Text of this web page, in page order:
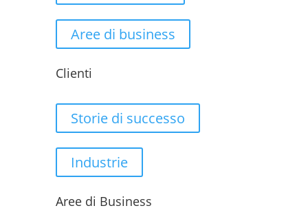
Aree di business
Clienti
Storie di successo
Industrie
Aree di Business